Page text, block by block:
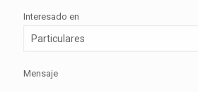
Interesado en
Mensaje